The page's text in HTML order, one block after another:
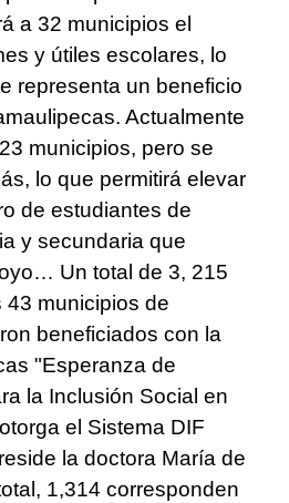
a 32 municipios el
y útiles escolares, lo
representa un beneficio
Actualmente
municipios, pero se
lo que permitirá elevar
de estudiantes de
y secundaria que
Un total de 3, 215
municipios de
beneficiados con la
"Esperanza de
la Inclusión Social en
el Sistema DIF
la doctora María de
1,314 corresponden